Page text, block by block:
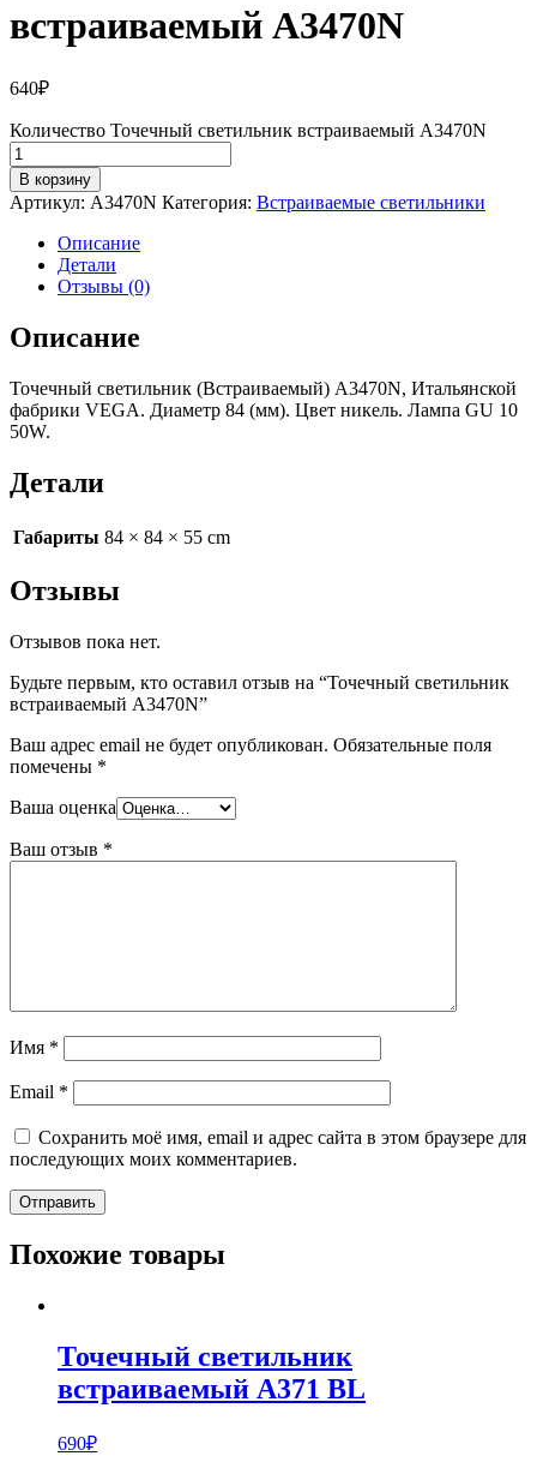
встраиваемый A3470N
640₽
Количество Точечный светильник встраиваемый A3470N
В корзину
Артикул: A3470N Категория: Встраиваемые светильники
Описание
Детали
Отзывы (0)
Описание
Точечный светильник (Встраиваемый) A3470N, Итальянской
фабрики VEGA. Диаметр 84 (мм). Цвет никель. Лампа GU 10
50W.
Детали
Габариты 84 × 84 × 55 cm
Отзывы
Отзывов пока нет.
Будьте первым, кто оставил отзыв на “Точечный светильник
встраиваемый A3470N”
Ваш адрес email не будет опубликован. Обязательные поля
помечены *
Ваша оценка
Ваш отзыв *
Имя *
Email *
Сохранить моё имя, email и адрес сайта в этом браузере для
последующих моих комментариев.
Похожие товары
Точечный светильник
встраиваемый A371 BL
690₽